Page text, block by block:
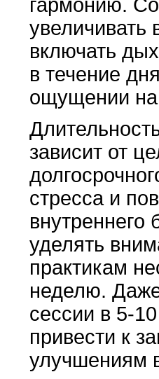
гармонию.
увеличивать
включать
в течение
ощущении
зависит от
стресса и
внутреннего
уделять
практикам
неделю.
сессии в 5-
привести к
улучшениям